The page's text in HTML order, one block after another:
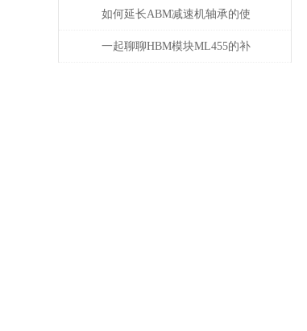
的定位功能？
如何延长ABM减速机轴承的使
用寿命
一起聊聊HBM模块ML455的补